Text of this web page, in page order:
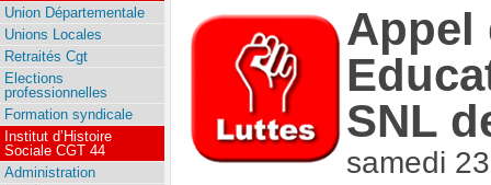
Appel
SNL
samedi
Union Départementale
Unions Locales
Retraités Cgt
Elections
professionnelles
Formation syndicale
Institut d’Histoire
Sociale CGT 44
Administration